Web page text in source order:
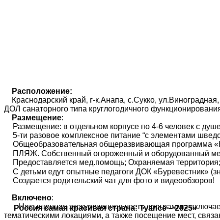
Расположение:
Краснодарский край, г-к.Анапа, с.Сукко,
ДОЛ санаторного типа круглогодичного
Размещение:
Размещение: в отдельном корпусе по 4-6 человек с
5-ти разовое комплексное питание “с элементами
Общеобразовательная общеразвивающая программа
ПЛЯЖ. Собственный огороженный и оборудованный
Предоставляется мед.помощь; Охраняемая
С детьми едут опытные педагоги ДОК «Буревестник»
Создается родительский чат для фото и видеообзоров!
Включено:
Насыщенная экскурсионная часть программы
тематическими локациями, а также посещение мест,
Россия самая красивая страна: Туапсе – 2025»